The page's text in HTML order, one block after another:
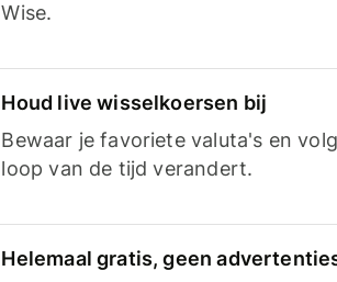
Wise.
Houd live wisselkoersen bij
Bewaar je favoriete valuta's en
loop van de tijd verandert.
Helemaal gratis, geen